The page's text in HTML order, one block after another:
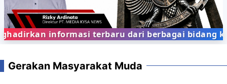
informasi terbaru dari berbagai bidang
Gerakan Masyarakat Muda